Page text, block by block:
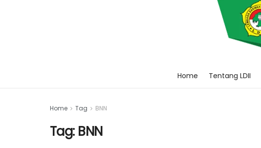
Home Tentang LDII
Home Tag BNN
Tag: BNN